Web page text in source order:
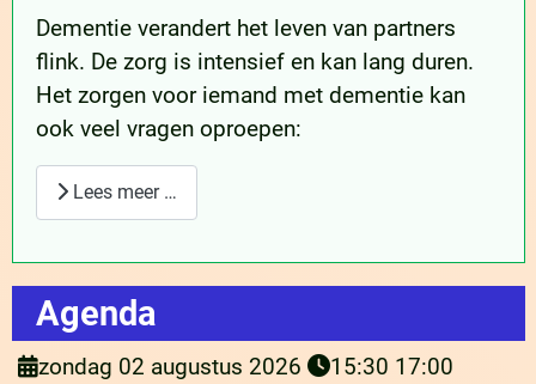
Dementie verandert het leven van partners
flink. De zorg is intensief en kan lang duren.
Het zorgen voor iemand met dementie kan
ook veel vragen oproepen:
Lees meer …
Agenda
zondag 02 augustus 2026 15:30 17:00